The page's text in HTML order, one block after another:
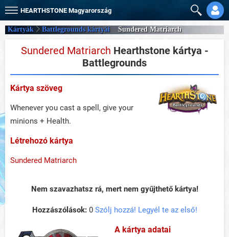
HEARTHSTONE Magyarország
Kártyák Battlegrounds kártyái Sundered Matriarch
Sundered Matriarch Hearthstone kártya -
Battlegrounds
Kártya szöveg
Whenever you cast a spell, give your
minions + Health.
Létrehozó kártya
Sundered Matriarch
Nem szavazhatsz rá, mert nem gyűjthető kártya!
Hozzászólások:0 Szólj hozzá! Legyél te az első!
A kártya adatai